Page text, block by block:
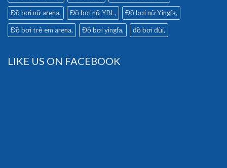
Đồ bơi nữ arena Đồ bơi nữ YBL Đồ bơi nữ Yingfa
Đồ bơi trẻ em arena Đồ bơi yingfa đồ bơi đùi
LIKE US ON FACEBOOK